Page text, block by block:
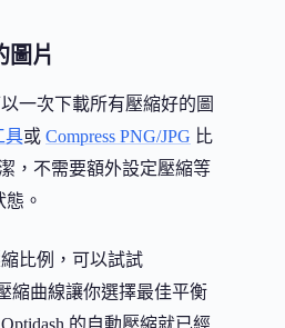
圖片
一次下載所有壓縮好的圖
具或 Compress PNG/JPG 比
，不需要額外設定壓縮等
。
比例，可以試試
縮曲線讓你選擇最佳平衡